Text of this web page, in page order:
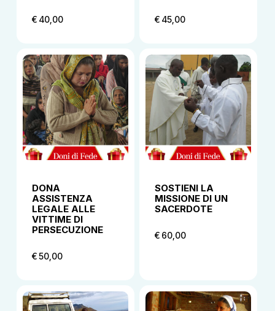
€40,00 € 45,00
DONA
ASSISTENZA
LEGALE ALLE
VITTIME DI
PERSECUZIONE
€50,00
SOSTIENI LA
MISSIONE DI UN
SACERDOTE
€ 60,00